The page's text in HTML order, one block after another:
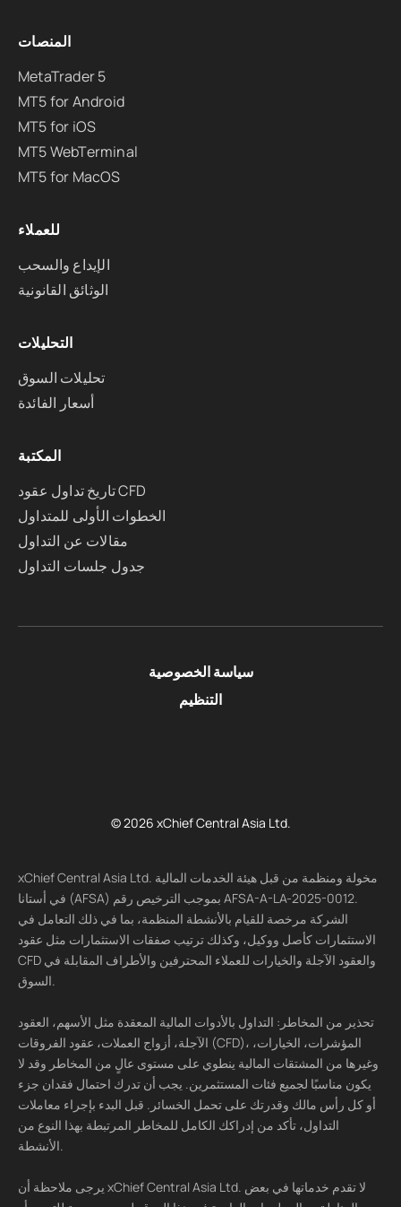
المنصات
MetaTrader 5
MT5 for Android
MT5 for iOS
MT5 WebTerminal
MT5 for MacOS
للعملاء
الإيداع والسحب
الوثائق القانونية
التحليلات
تحليلات السوق
أسعار الفائدة
المكتبة
تاريخ تداول عقود CFD
الخطوات الأولى للمتداول
مقالات عن التداول
جدول جلسات التداول
سياسة الخصوصية
التنظيم
© 2026 xChief Central Asia Ltd.
xChief Central Asia Ltd. مخولة ومنظمة من قبل هيئة الخدمات المالية
في أستانا (AFSA) بموجب الترخيص رقم AFSA-A-LA-2025-0012.
الشركة مرخصة للقيام بالأنشطة المنظمة، بما في ذلك التعامل في
الاستثمارات كأصل ووكيل، وكذلك ترتيب صفقات الاستثمارات مثل عقود
CFD والعقود الآجلة والخيارات للعملاء المحترفين والأطراف المقابلة في
السوق.
تحذير من المخاطر: التداول بالأدوات المالية المعقدة مثل الأسهم، العقود
الآجلة، أزواج العملات، عقود الفروقات (CFD)، المؤشرات، الخيارات،
وغيرها من المشتقات المالية ينطوي على مستوى عالٍ من المخاطر وقد لا
يكون مناسبًا لجميع فئات المستثمرين. يجب أن تدرك احتمال فقدان جزء
أو كل رأس مالك وقدرتك على تحمل الخسائر. قبل البدء بإجراء معاملات
التداول، تأكد من إدراكك الكامل للمخاطر المرتبطة بهذا النوع من
الأنشطة.
يرجى ملاحظة أن xChief Central Asia Ltd. لا تقدم خدماتها في بعض